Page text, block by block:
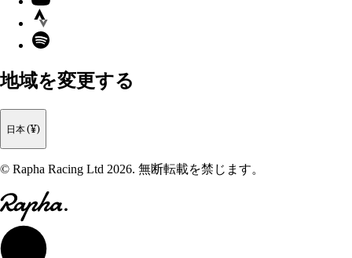
Strava
Spotify
地域を変更する
日本 (¥)
© Rapha Racing Ltd 2026. 無断転載を禁じます。